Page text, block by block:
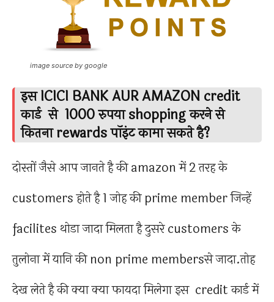
image source by google
इस ICICI BANK AUR AMAZON credit
कार्ड से 1000 रुपया shopping करने से
कितना rewards पॉइंट कामा सकते है?
दोस्तों जैसे आप जानते है की amazon में 2 तरह के
customers होते है 1 जोह की prime member जिन्हें
facilites थोडा जादा मिलता है दुसरे customers के
तुलोना में यानि की non prime membersसे जादा.तोह
देख लेते है की क्या क्या फायदा मिलेगा इस credit कार्ड में